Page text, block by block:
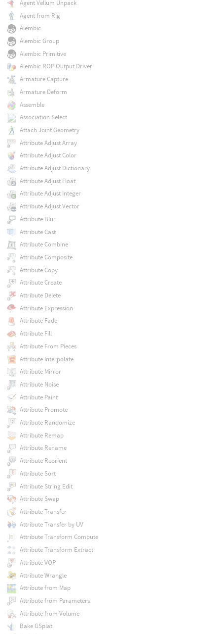
Agent Vellum Unpack
Agent from Rig
Alembic
Alembic Group
Alembic Primitive
Alembic ROP Output Driver
Armature Capture
Armature Deform
Assemble
Association Select
Attach Joint Geometry
Attribute Adjust Array
Attribute Adjust Color
Attribute Adjust Dictionary
Attribute Adjust Float
Attribute Adjust Integer
Attribute Adjust Vector
Attribute Blur
Attribute Cast
Attribute Combine
Attribute Composite
Attribute Copy
Attribute Create
Attribute Delete
Attribute Expression
Attribute Fade
Attribute Fill
Attribute From Pieces
Attribute Interpolate
Attribute Mirror
Attribute Noise
Attribute Paint
Attribute Promote
Attribute Randomize
Attribute Remap
Attribute Rename
Attribute Reorient
Attribute Sort
Attribute String Edit
Attribute Swap
Attribute Transfer
Attribute Transfer by UV
Attribute Transform Compute
Attribute Transform Extract
Attribute VOP
Attribute Wrangle
Attribute from Map
Attribute from Parameters
Attribute from Volume
Bake GSplat